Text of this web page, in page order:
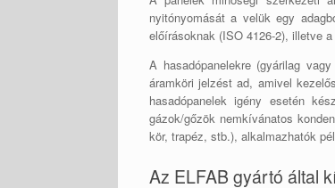
nyitónyomását a velük egy
előírásoknak (ISO 4126-2), illetve
A hasadópanelekre (gyárilag
áramköri jelzést ad, amivel
hasadópanelek igény esetén
gázok/gőzök nemkívánatos
kör, trapéz, stb.), alkalmazhatók
Az ELFAB gyártó által